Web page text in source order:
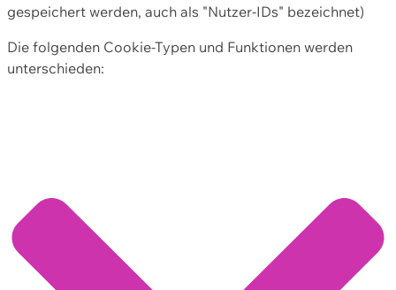
gespeichert werden, auch als "Nutzer-IDs" bezeichnet)
Die folgenden Cookie-Typen und Funktionen werden
unterschieden: